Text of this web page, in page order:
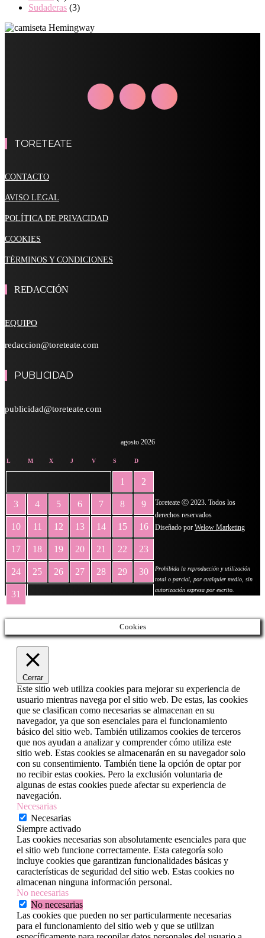
Sudaderas (3)
TORETEATE
CONTACTO
AVISO LEGAL
POLÍTICA DE PRIVACIDAD
COOKIES
TÉRMINOS Y CONDICIONES
REDACCIÓN
EQUIPO
redaccion@toreteate.com
PUBLICIDAD
publicidad@toreteate.com
agosto 2026
L M X J V S D
1 2
3 4 5 6 7 8 9
10 11 12 13 14 15 16
17 18 19 20 21 22 23
24 25 26 27 28 29 30
31
Toreteate Ⓒ 2023. Todos los
derechos reservados
Diseñado por Welow Marketing
Prohibida la reproducción y utilización
total o parcial, por cualquier medio, sin
autorización expresa por escrito.
Cookies
Cerrar
Este sitio web utiliza cookies para mejorar su experiencia de
usuario mientras navega por el sitio web. De estas, las cookies
que se clasifican como necesarias se almacenan en su
navegador, ya que son esenciales para el funcionamiento
básico del sitio web. También utilizamos cookies de terceros
que nos ayudan a analizar y comprender cómo utiliza este
sitio web. Estas cookies se almacenarán en su navegador solo
con su consentimiento. También tiene la opción de optar por
no recibir estas cookies. Pero la exclusión voluntaria de
algunas de estas cookies puede afectar su experiencia de
navegación.
Necesarias
Necesarias
Siempre activado
Las cookies necesarias son absolutamente esenciales para que
el sitio web funcione correctamente. Esta categoría solo
incluye cookies que garantizan funcionalidades básicas y
características de seguridad del sitio web. Estas cookies no
almacenan ninguna información personal.
No necesarias
No necesarias
Las cookies que pueden no ser particularmente necesarias
para el funcionamiento del sitio web y que se utilizan